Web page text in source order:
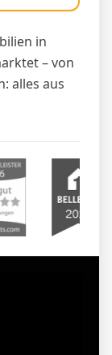
in
– von
alles aus